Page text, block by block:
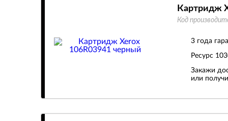
Картридж
Код
3 года
Ресурс
Закажи
или